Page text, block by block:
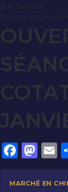
F
a
c
M
a
st
E
MARCHÉ EN